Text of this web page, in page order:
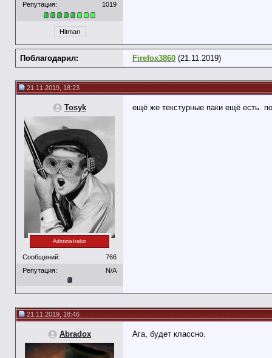
Репутация:
1019
Hitman
Поблагодарил: Firefox3860 (21.11.2019)
21.11.2019, 18:23
Tosyk
Administrator
Сообщений:
766
Репутация:
N/A
ещё же текстурные паки ещё есть.
21.11.2019, 18:46
Abradox Ага, будет классно.